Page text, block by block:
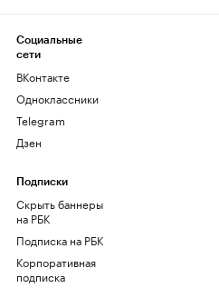
Социальные
сети
ВКонтакте
Одноклассники
Telegram
Дзен
Подписки
Скрыть баннеры
на РБК
Подписка на РБК
Корпоративная
подписка